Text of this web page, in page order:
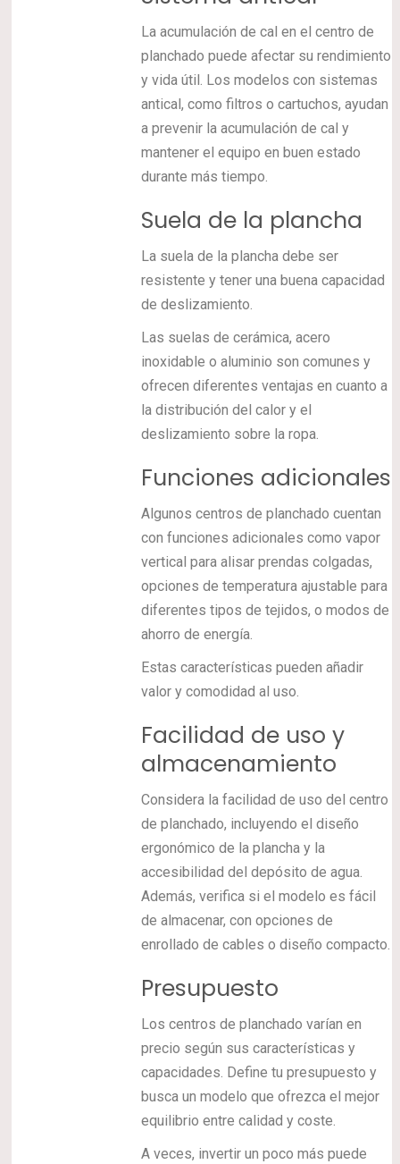
La acumulación de cal en el centro de
planchado puede afectar su rendimiento
y vida útil. Los modelos con sistemas
antical, como filtros o cartuchos, ayudan
a prevenir la acumulación de cal y
mantener el equipo en buen estado
durante más tiempo.
Suela de la plancha
La suela de la plancha debe ser
resistente y tener una buena capacidad
de deslizamiento.
Las suelas de cerámica, acero
inoxidable o aluminio son comunes y
ofrecen diferentes ventajas en cuanto a
la distribución del calor y el
deslizamiento sobre la ropa.
Funciones adicionales
Algunos centros de planchado cuentan
con funciones adicionales como vapor
vertical para alisar prendas colgadas,
opciones de temperatura ajustable para
diferentes tipos de tejidos, o modos de
ahorro de energía.
Estas características pueden añadir
valor y comodidad al uso.
Facilidad de uso y
almacenamiento
Considera la facilidad de uso del centro
de planchado, incluyendo el diseño
ergonómico de la plancha y la
accesibilidad del depósito de agua.
Además, verifica si el modelo es fácil
de almacenar, con opciones de
enrollado de cables o diseño compacto.
Presupuesto
Los centros de planchado varían en
precio según sus características y
capacidades. Define tu presupuesto y
busca un modelo que ofrezca el mejor
equilibrio entre calidad y coste.
A veces, invertir un poco más puede